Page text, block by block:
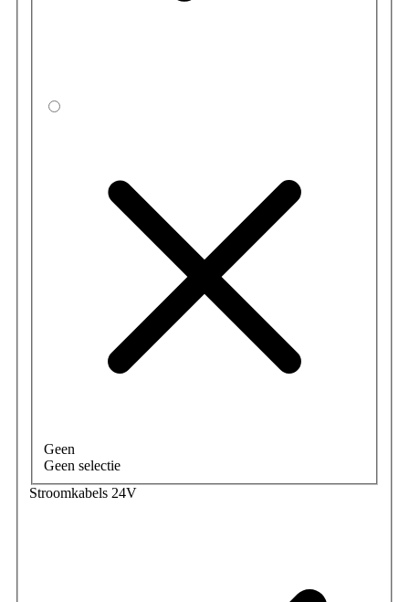
Geen
Geen selectie
Stroomkabels 24V